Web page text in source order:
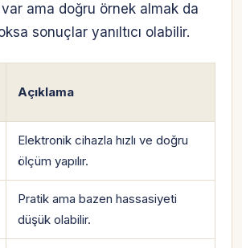
ama doğru örnek almak da
sonuçlar yanıltıcı olabilir.
Açıklama
Elektronik cihazla hızlı ve doğru
ölçüm yapılır.
Pratik ama bazen hassasiyeti
düşük olabilir.